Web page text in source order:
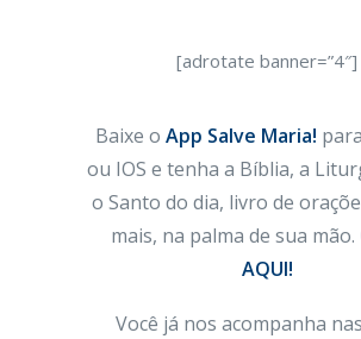
[adrotate banner=”4″]
Baixe o App Salve Maria!
ou IOS e tenha a Bíblia, a
o Santo do dia, livro de
mais, na palma de sua mão.
AQUI!
Você já nos acompanha